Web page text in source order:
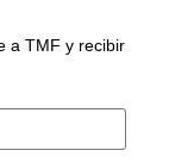
a TMF y recibir